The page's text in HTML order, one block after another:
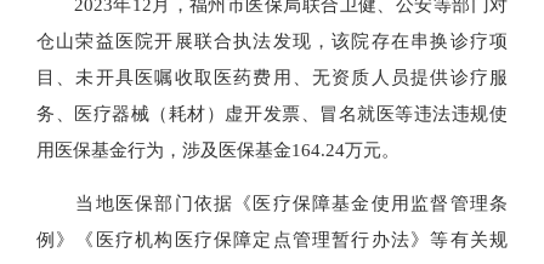
仓山荣益医院开展联合执法发现，该院存在串换诊疗项
目、未开具医嘱收取医药费用、无资质人员提供诊疗服
务、医疗器械（耗材）虚开发票、冒名就医等违法违规使
用医保基金行为，涉及医保基金164.24万元。
当地医保部门依据《医疗保障基金使用监督管理条
例》《医疗机构医疗保障定点管理暂行办法》等有关规